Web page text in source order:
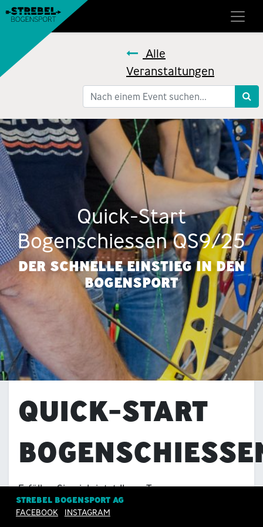
Alle
Veranstaltungen
Quick-Start
Bogenschiessen QS9/25
DER SCHNELLE EINSTIEG IN DEN
BOGENSPORT
QUICK-START
Erfüllen Sie sich jetzt Ihren Traum vom
Bogenschiessen.
STREBEL BOGENSPORT AG
FACEBOOK
INSTAGRAM